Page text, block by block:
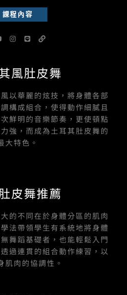
課程內容
b
I
n
g
r
L
i
L
i
風肚皮舞
以華麗的炫技，將身體各部
構成組合，使得動作細膩且
鮮明的音樂節奏，更使頓點
強，而成為土耳其肚皮舞的
大特色。
皮舞推薦
的不同在於身體分區的肌肉
法帶領學生有系統地將身體
舞蹈基礎者，也能輕鬆入門
過連貫的組合動作練習，以
肌肉的協調性。